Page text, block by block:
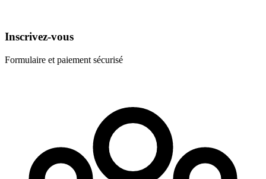
Inscrivez-vous
Formulaire et paiement sécurisé